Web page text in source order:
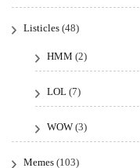
Listicles (48)
HMM (2)
LOL (7)
WOW (3)
Memes (103)